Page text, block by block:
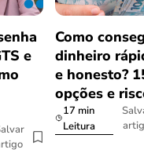
e
Como
dinheiro
e honesto?
opções e
17 min
Leitura